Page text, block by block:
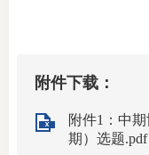
附件下载：
附件1：中
期）选题.pdf